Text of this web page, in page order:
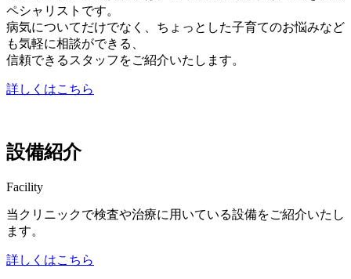
ペシャリストです。
病気についてだけでなく、ちょっとした子育てのお悩みなど
も気軽に相談ができる、
信頼できるスタッフをご紹介いたします。
詳しくはこちら
設備紹介
Facility
当クリニックで検査や治療に用いている設備をご紹介いたし
ます。
詳しくはこちら